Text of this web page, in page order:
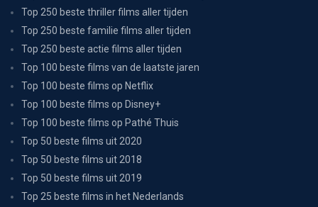
Top 250 beste thriller films aller tijden
Top 250 beste familie films aller tijden
Top 250 beste actie films aller tijden
Top 100 beste films van de laatste jaren
Top 100 beste films op Netflix
Top 100 beste films op Disney+
Top 100 beste films op Pathé Thuis
Top 50 beste films uit 2020
Top 50 beste films uit 2018
Top 50 beste films uit 2019
Top 25 beste films in het Nederlands